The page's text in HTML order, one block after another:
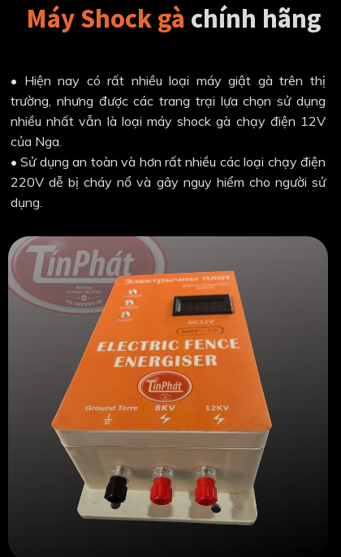
• Hiện nay có rất nhiều loại máy giật gà trên thị
trường, nhưng được các trang trại lựa chọn sử dụng
nhiều nhất vẫn là loại máy shock gà chạy điện 12V
của Nga.
• Sử dụng an toàn và hơn rất nhiều các loại chạy điện
220V dễ bị cháy nổ và gây nguy hiểm cho người sử
dụng.
Máy Shock gà chính hãng